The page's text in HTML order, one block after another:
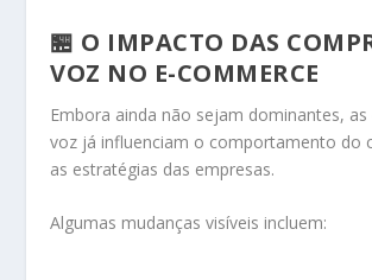
🏪 O IMPACTO DAS
VOZ NO E-COMMERCE
Embora ainda não sejam dominantes,
voz já influenciam o comportamento do
as estratégias das empresas.
Algumas mudanças visíveis incluem: